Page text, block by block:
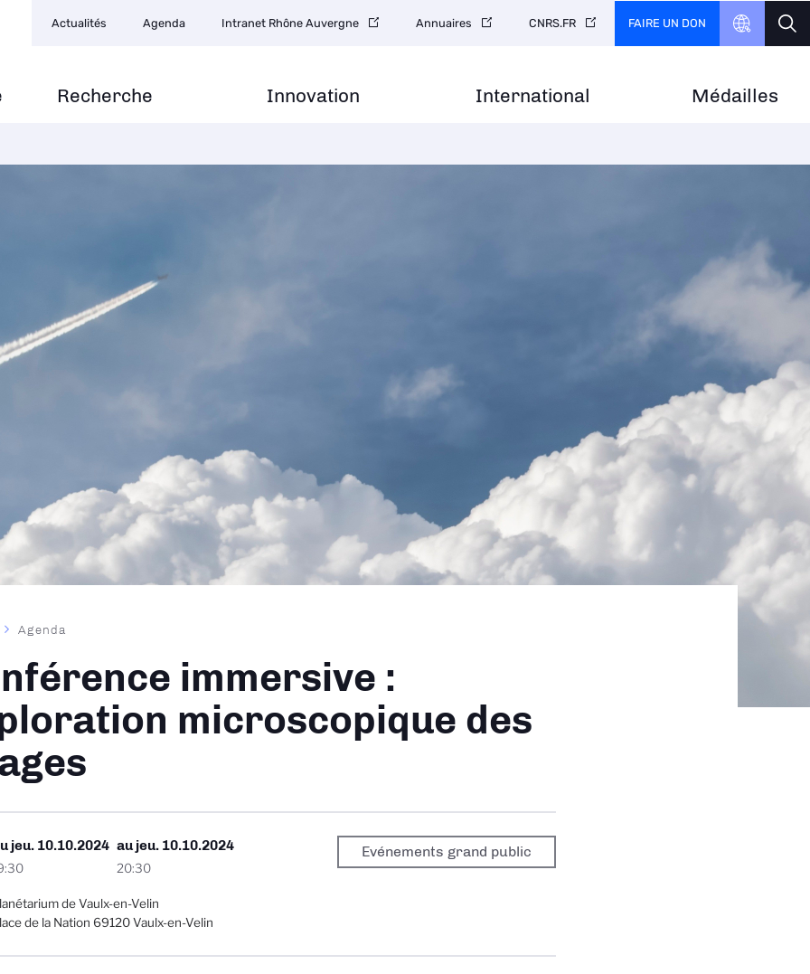
Recherche Innovation International Médailles
secondaire
Actualités Agenda Intranet Rhône Auvergne Annuaires CNRS.FR FAIRE UN DON
Agenda
immersive :
microscopique des
jeu. 10.10.2024 au jeu. 10.10.2024
20:30
de Vaulx-en-Velin
de la Nation 69120 Vaulx-en-Velin
Evénements grand public